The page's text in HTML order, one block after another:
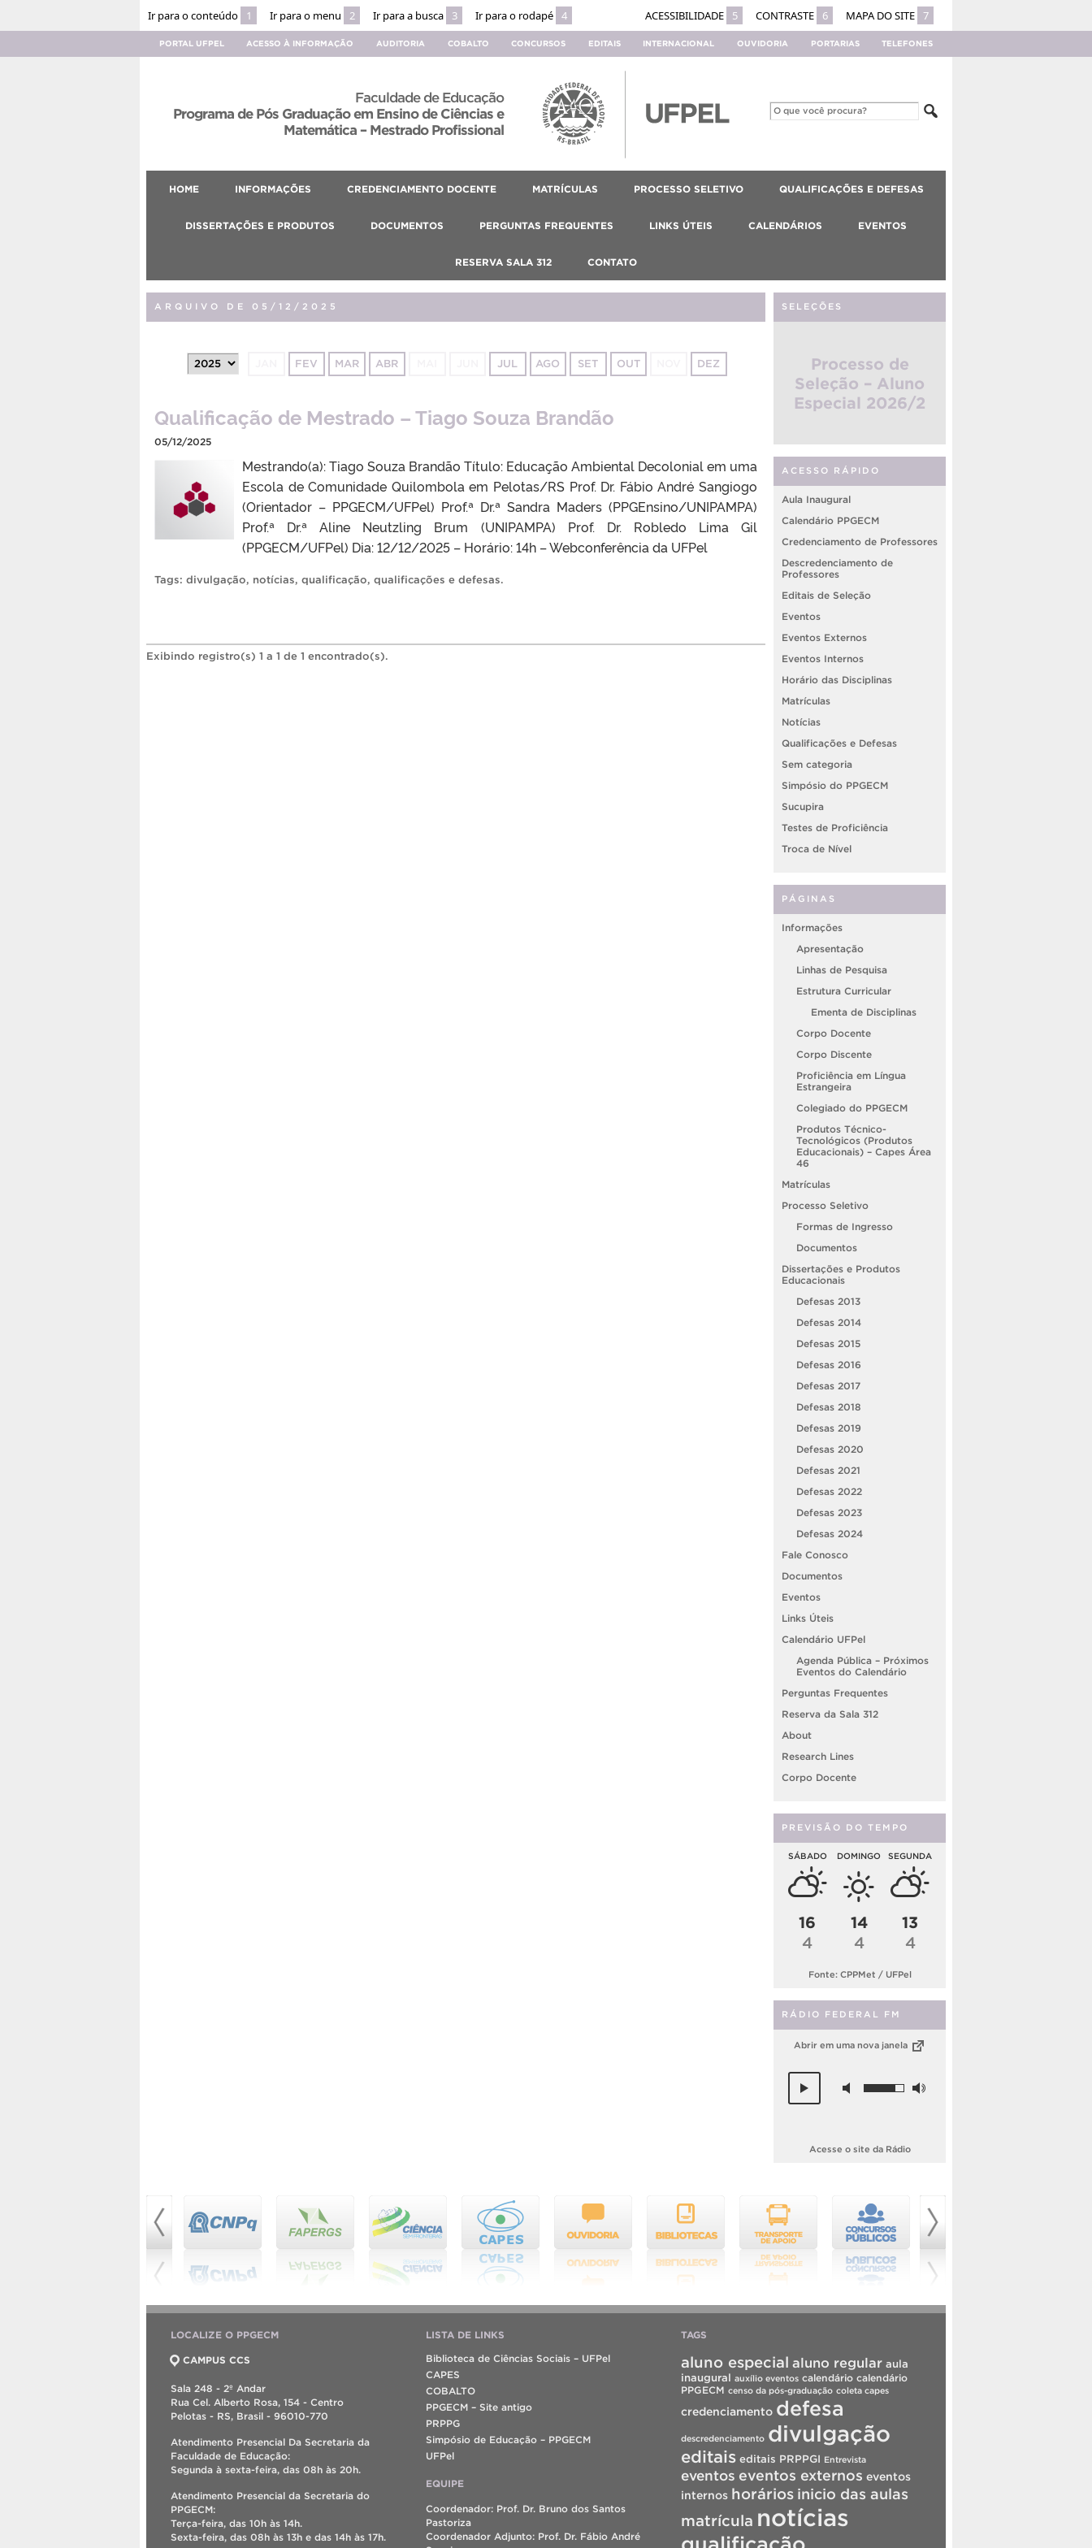
Ir para o conteúdo 1 Ir para o menu 2 Ir para a busca 3 Ir para o rodapé 4 ACESSIBILIDADE 5 CONTRASTE 6 MAPA DO SITE 7
PORTAL UFPEL ACESSO À INFORMAÇÃO AUDITORIA COBALTO CONCURSOS EDITAIS INTERNACIONAL OUVIDORIA PORTARIAS TELEFONES
Faculdade de Educação
Programa de Pós Graduação em Ensino de Ciências e
Matemática – Mestrado Profissional
HOME INFORMAÇÕES CREDENCIAMENTO DOCENTE MATRÍCULAS PROCESSO SELETIVO QUALIFICAÇÕES E DEFESAS
DISSERTAÇÕES E PRODUTOS DOCUMENTOS PERGUNTAS FREQUENTES LINKS ÚTEIS CALENDÁRIOS EVENTOS
RESERVA SALA 312 CONTATO
ARQUIVO DE 05/12/2025
FEV MAR ABR JUL AGO SET OUT DEZ
Qualificação de Mestrado – Tiago Souza Brandão
05/12/2025
Mestrando(a): Tiago Souza Brandão Título: Educação Ambiental Decolonial em uma
Escola de Comunidade Quilombola em Pelotas/RS Prof. Dr. Fábio André Sangiogo
(Orientador – PPGECM/UFPel) Prof.ª Dr.ª Sandra Maders (PPGEnsino/UNIPAMPA)
Prof.ª Dr.ª Aline Neutzling Brum (UNIPAMPA) Prof. Dr. Robledo Lima Gil
(PPGECM/UFPel) Dia: 12/12/2025 – Horário: 14h – Webconferência da UFPel
Tags: divulgação, notícias, qualificação, qualificações e defesas.
Exibindo registro(s) 1 a 1 de 1 encontrado(s).
SELEÇÕES
Processo de
Seleção – Aluno
Especial 2026/2
ACESSO RÁPIDO
Aula Inaugural
Calendário PPGECM
Credenciamento de Professores
Descredenciamento de
Professores
Editais de Seleção
Eventos
Eventos Externos
Eventos Internos
Horário das Disciplinas
Matrículas
Notícias
Qualificações e Defesas
Sem categoria
Simpósio do PPGECM
Sucupira
Testes de Proficiência
Troca de Nível
PÁGINAS
Informações
Apresentação
Linhas de Pesquisa
Estrutura Curricular
Ementa de Disciplinas
Corpo Docente
Corpo Discente
Proficiência em Língua
Estrangeira
Colegiado do PPGECM
Produtos Técnico-
Tecnológicos (Produtos
Educacionais) – Capes Área
46
Matrículas
Processo Seletivo
Formas de Ingresso
Documentos
Dissertações e Produtos
Educacionais
Defesas 2013
Defesas 2014
Defesas 2015
Defesas 2016
Defesas 2017
Defesas 2018
Defesas 2019
Defesas 2020
Defesas 2021
Defesas 2022
Defesas 2023
Defesas 2024
Fale Conosco
Documentos
Eventos
Links Úteis
Calendário UFPel
Agenda Pública – Próximos
Eventos do Calendário
Perguntas Frequentes
Reserva da Sala 312
About
Research Lines
Corpo Docente
PREVISÃO DO TEMPO
SÁBADO
16
4
DOMINGO
14
4
SEGUNDA
13
4
Fonte: CPPMet / UFPel
RÁDIO FEDERAL FM
Abrir em uma nova janela
Acesse o site da Rádio
LOCALIZE O PPGECM
CAMPUS CCS
Sala 248 - 2º Andar
Rua Cel. Alberto Rosa, 154 - Centro
Pelotas - RS, Brasil - 96010-770
Atendimento Presencial Da Secretaria da
Faculdade de Educação:
Segunda à sexta-feira, das 08h às 20h.
Atendimento Presencial da Secretaria do
PPGECM:
Terça-feira, das 10h às 14h.
Sexta-feira, das 08h às 13h e das 14h às 17h.
LISTA DE LINKS
Biblioteca de Ciências Sociais – UFPel
CAPES
COBALTO
PPGECM – Site antigo
PRPPG
Simpósio de Educação – PPGECM
UFPel
EQUIPE
Coordenador: Prof. Dr. Bruno dos Santos
Pastoriza
Coordenador Adjunto: Prof. Dr. Fábio André
TAGS
aluno especial aluno regular aula
inaugural auxílio eventos calendário calendário
PPGECM censo da pós-graduação coleta capes
credenciamento defesa
descredenciamento divulgação
editais editais PRPPGI Entrevista
eventos eventos externos eventos
internos horários inicio das aulas
matrícula notícias